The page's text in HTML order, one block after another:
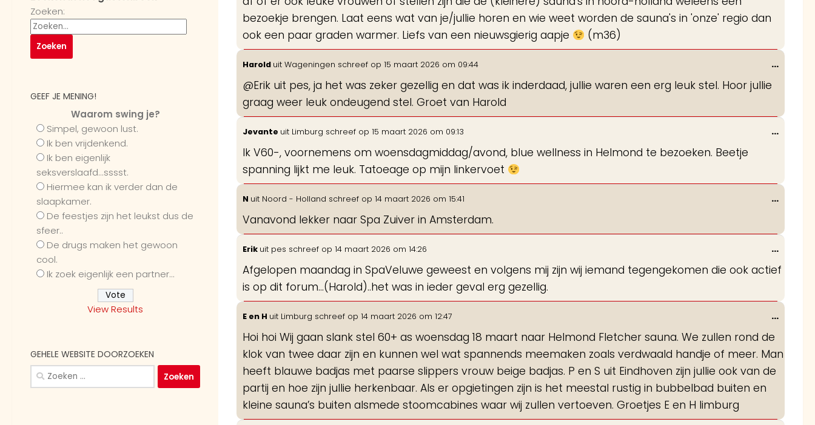
bezoekje brengen. Laat eens wat van je/jullie horen en wie weet worden de sauna's in 'onze' regio dan
ook een paar graden warmer. Liefs van een nieuwsgierig aapje
(m36)
Harold uit Wageningen schreef op 15 maart 2026 om 09:44
@Erik uit pes, ja het was zeker gezellig en dat was ik inderdaad, jullie waren een erg leuk stel. Hoor jullie
graag weer leuk ondeugend stel. Groet van Harold
...Wissel
Jevante uit Limburg schreef op 15 maart 2026 om 09:13
Ik V60-, voornemens om woensdagmiddag/avond, blue wellness in Helmond te bezoeken. Beetje
spanning lijkt me leuk. Tatoeage op mijn linkervoet
...Wissel
N uit Noord - Holland schreef op 14 maart 2026 om 15:41
Vanavond lekker naar Spa Zuiver in Amsterdam.
...Wissel
Erik uit pes schreef op 14 maart 2026 om 14:26
Afgelopen maandag in SpaVeluwe geweest en volgens mij zijn wij iemand tegengekomen die ook actief
is op dit forum...(Harold)..het was in ieder geval erg gezellig.
...Wissel
deze
E en H uit Limburg schreef op 14 maart 2026 om 12:47
Hoi hoi Wij gaan slank stel 60+ as woensdag 18 maart naar Helmond Fletcher sauna. We zullen rond de
klok van twee daar zijn en kunnen wel wat spannends meemaken zoals verdwaald handje of meer. Man
heeft blauwe badjas met paarse slippers vrouw beige badjas. P en S uit Eindhoven zijn jullie ook van de
partij en hoe zijn jullie herkenbaar. Als er opgietingen zijn is het meestal rustig in bubbelbad buiten en
kleine sauna’s buiten alsmede stoomcabines waar wij zullen vertoeven. Groetjes E en H limburg
...Wissel
Zoeken:
GEEF JE MENING!
Waarom swing je?
Simpel, gewoon lust.
Ik ben vrijdenkend.
Ik ben eigenlijk
seksverslaafd...sssst.
Hiermee kan ik verder dan de
slaapkamer.
De feestjes zijn het leukst dus de
sfeer..
De drugs maken het gewoon
cool.
Ik zoek eigenlijk een partner...
View Results
GEHELE WEBSITE DOORZOEKEN
Zoeken
naar: